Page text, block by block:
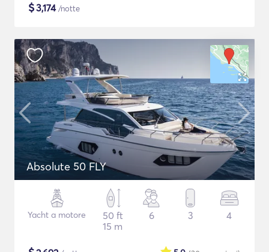
$3,174/notte
Absolute 50 FLY
Yacht a motore
50 ft
15 m
6 3 4